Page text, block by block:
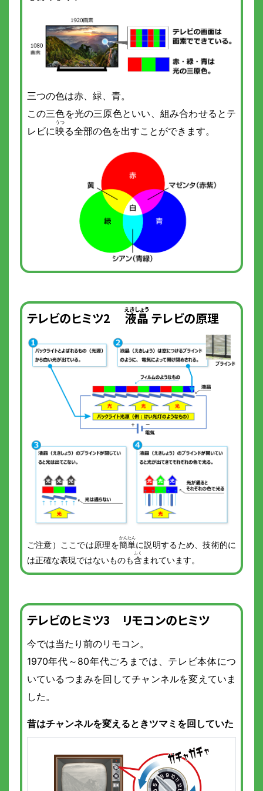
三つの色は赤、緑、青。
この三色を光の三原色といい、組み合わせるとテ
レビに映る全部の色を出すことができます。
テレビのヒミツ2 液晶 テレビの原理
ご注意）ここでは原理を簡単に説明するため、技術的に
は正確な表現ではないものも含 まれています。
テレビのヒミツ3 リモコンのヒミツ
今では当たり前のリモコン。
1970年代～80年代ごろまでは、テレビ本体につ
いているつまみを回してチャンネルを変えていま
した。
昔はチャンネルを変えるときツマミを回していた